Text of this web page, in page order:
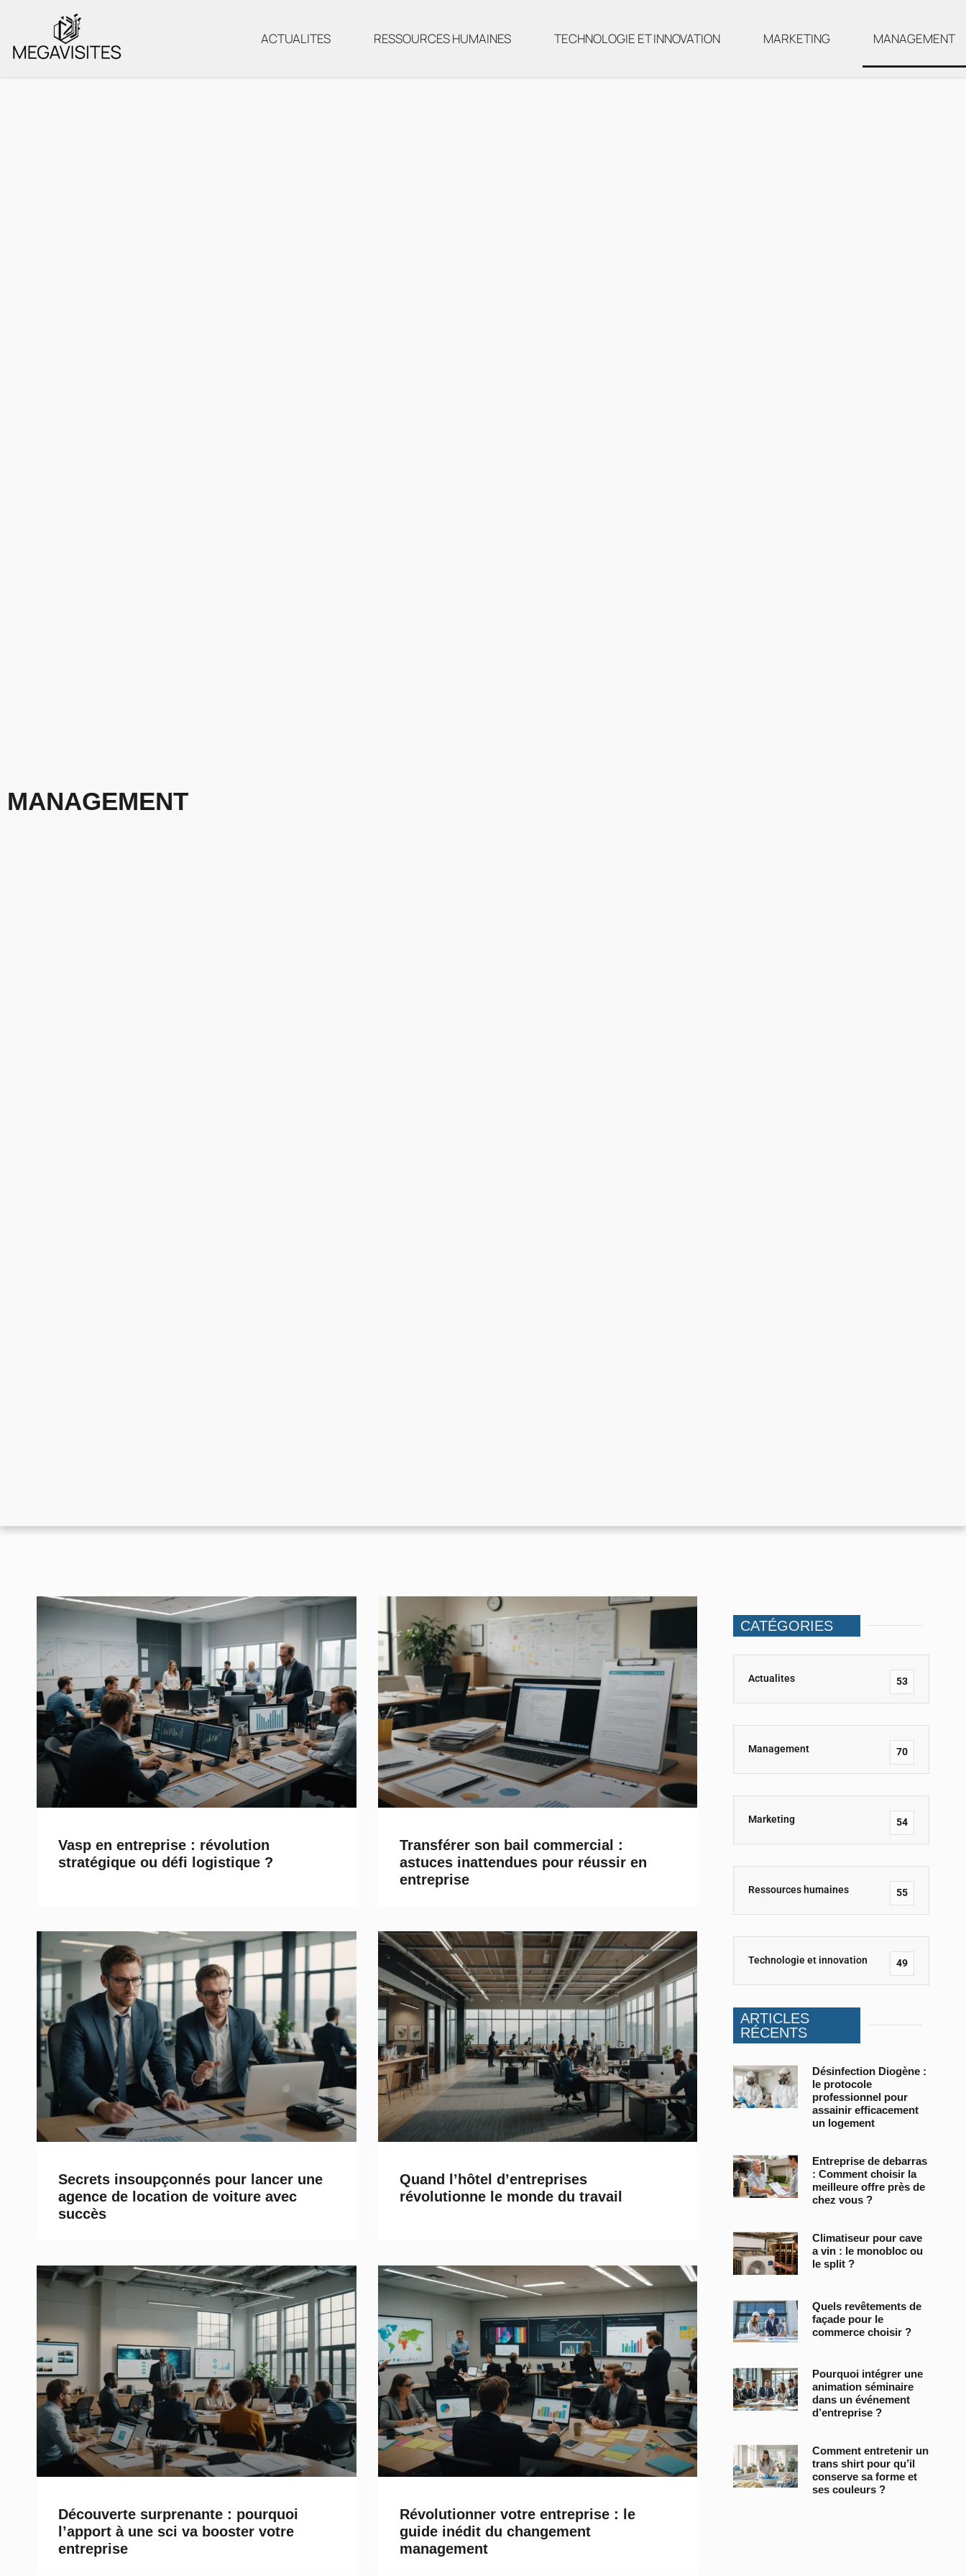
ACTUALITES RESSOURCES HUMAINES TECHNOLOGIE ET INNOVATION MARKETING MANAGEMENT
MANAGEMENT
Vasp en entreprise : révolution
stratégique ou défi logistique ?
Transférer son bail commercial :
astuces inattendues pour réussir en
entreprise
Secrets insoupçonnés pour lancer une
agence de location de voiture avec
succès
Quand l’hôtel d’entreprises
révolutionne le monde du travail
Découverte surprenante : pourquoi
l’apport à une sci va booster votre
entreprise
Révolutionner votre entreprise : le
guide inédit du changement
management
CATÉGORIES
Actualites 53
Management 70
Marketing 54
Ressources humaines 55
Technologie et innovation 49
ARTICLES
RÉCENTS
Désinfection Diogène :
le protocole
professionnel pour
assainir efficacement
un logement
Entreprise de debarras
: Comment choisir la
meilleure offre près de
chez vous ?
Climatiseur pour cave
a vin : le monobloc ou
le split ?
Quels revêtements de
façade pour le
commerce choisir ?
Pourquoi intégrer une
animation séminaire
dans un événement
d’entreprise ?
Comment entretenir un
trans shirt pour qu’il
conserve sa forme et
ses couleurs ?